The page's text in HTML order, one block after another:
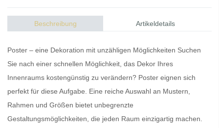
Beschreibung Artikeldetails
Poster – eine Dekoration mit unzähligen Möglichkeiten Suchen
Sie nach einer schnellen Möglichkeit, das Dekor Ihres
Innenraums kostengünstig zu verändern? Poster eignen sich
perfekt für diese Aufgabe. Eine reiche Auswahl an Mustern,
Rahmen und Größen bietet unbegrenzte
Gestaltungsmöglichkeiten, die jeden Raum einzigartig machen.